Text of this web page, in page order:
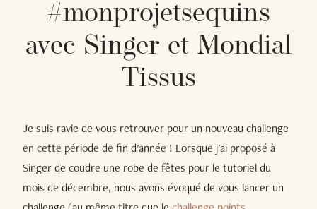
#monprojetsequins
avec Singer et Mondial
Tissus
Je suis ravie de vous retrouver pour un nouveau challenge
en cette période de fin d'année ! Lorsque j'ai proposé à
Singer de coudre une robe de fêtes pour le tutoriel du
mois de décembre, nous avons évoqué de vous lancer un